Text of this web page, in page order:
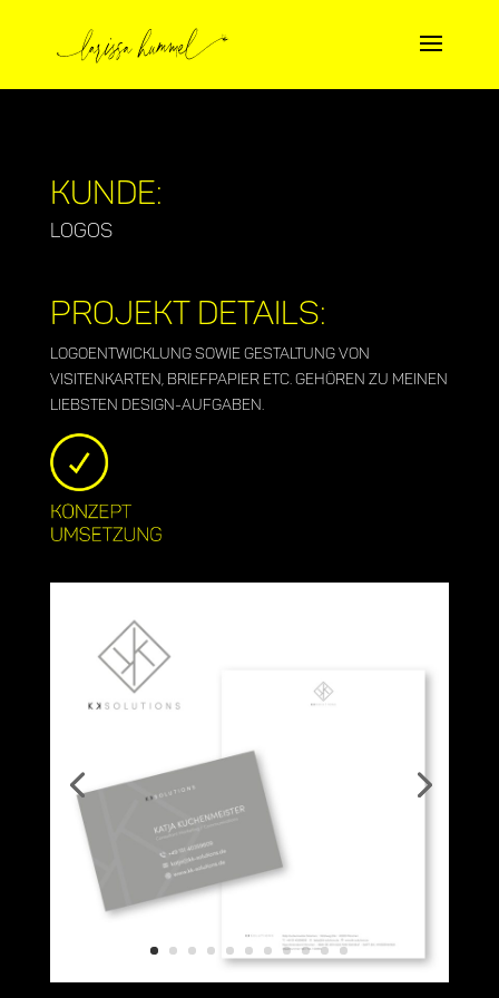
Kunde:
Logos
Projekt Details:
Logoentwicklung sowie Gestaltung von
Visitenkarten, Briefpapier etc. gehören zu meinen
liebsten Design-Aufgaben.